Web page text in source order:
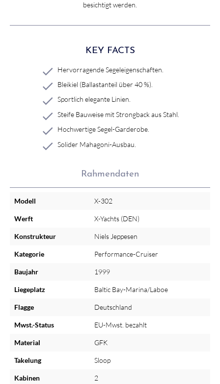
besichtigt werden.
KEY FACTS
Hervorragende Segeleigenschaften.
Bleikiel (Ballastanteil über 40 %).
Sportlich elegante Linien.
Steife Bauweise mit Strongback aus Stahl.
Hochwertige Segel-Garderobe.
Solider Mahagoni-Ausbau.
Rahmendaten
Modell X-302
Werft X-Yachts (DEN)
Konstrukteur Niels Jeppesen
Kategorie Performance-Cruiser
Baujahr 1999
Liegeplatz Baltic Bay-Marina/Laboe
Flagge Deutschland
Mwst.-Status EU-Mwst. bezahlt
Material GFK
Takelung Sloop
Kabinen 2